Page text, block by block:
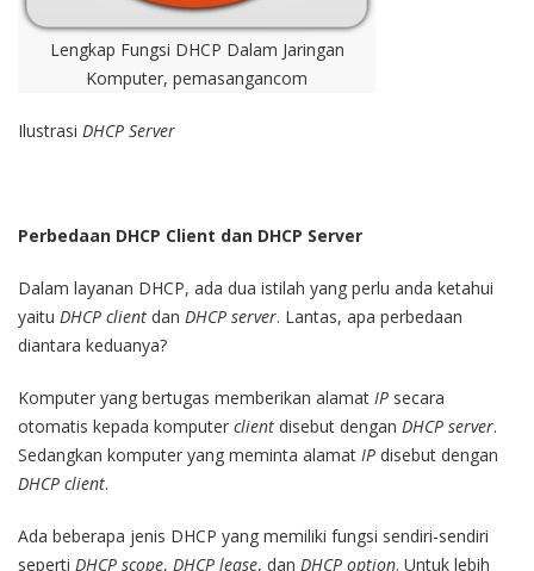
Lengkap Fungsi DHCP Dalam Jaringan
Komputer, pemasangancom
Ilustrasi DHCP Server
Perbedaan DHCP Client dan DHCP Server
Dalam layanan DHCP, ada dua istilah yang perlu anda ketahui
yaitu DHCP client dan DHCP server. Lantas, apa perbedaan
diantara keduanya?
Komputer yang bertugas memberikan alamat IP secara
otomatis kepada komputer client disebut dengan DHCP server.
Sedangkan komputer yang meminta alamat IP disebut dengan
DHCP client.
Ada beberapa jenis DHCP yang memiliki fungsi sendiri-sendiri
seperti DHCP scope, DHCP lease, dan DHCP option. Untuk lebih